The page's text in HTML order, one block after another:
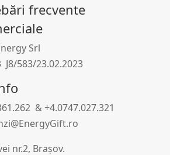
frecvente
Srl
J8/583/23.02.2023
& +4.0747.027.321
nr.2, Brașov.